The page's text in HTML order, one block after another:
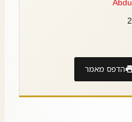
הדפס מאמר